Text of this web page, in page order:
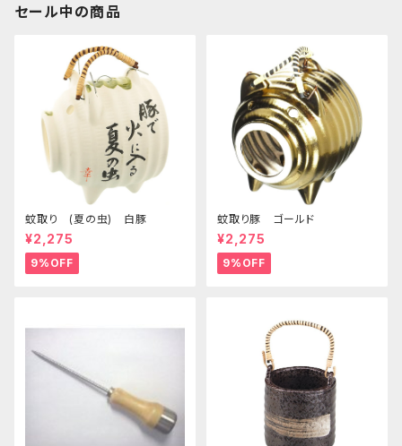
セール中の商品
蚊取り (夏の虫) 白豚
¥2,275
9%OFF
蚊取り豚 ゴールド
¥2,275
9%OFF